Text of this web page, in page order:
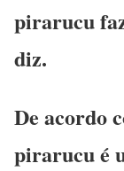
pirarucu
diz.
De acordo
pirarucu é